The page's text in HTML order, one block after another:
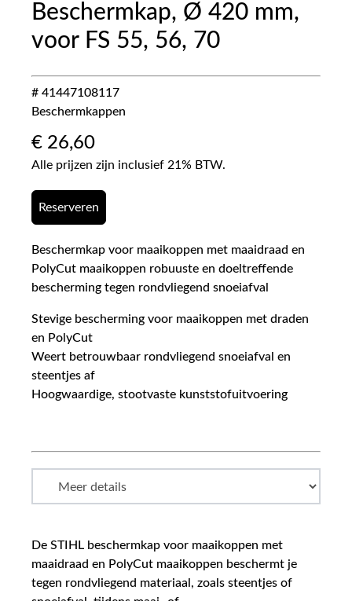
Beschermkap, Ø 420 mm,
voor FS 55, 56, 70
# 41447108117
Beschermkappen
€ 26,60
Alle prijzen zijn inclusief 21% BTW.
Reserveren
Beschermkap voor maaikoppen met maaidraad en
PolyCut maaikoppen robuuste en doeltreffende
bescherming tegen rondvliegend snoeiafval
Stevige bescherming voor maaikoppen met draden
en PolyCut
Weert betrouwbaar rondvliegend snoeiafval en
steentjes af
Hoogwaardige, stootvaste kunststofuitvoering
De STIHL beschermkap voor maaikoppen met
maaidraad en PolyCut maaikoppen beschermt je
tegen rondvliegend materiaal, zoals steentjes of